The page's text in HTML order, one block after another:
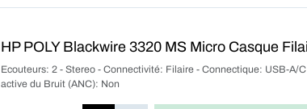
HP POLY Blackwire 3320 MS Micro Casque
Ecouteurs: 2 - Stereo - Connectivité: Filaire - Connectique: USB-A/
active du Bruit (ANC): Non